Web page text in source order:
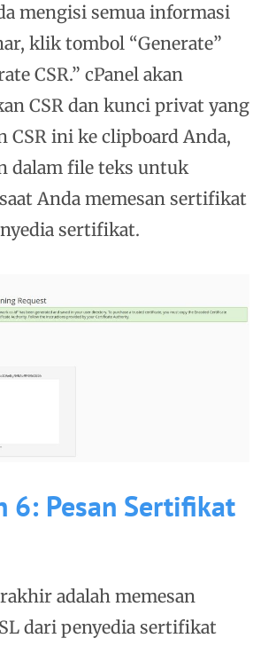
mengisi semua informasi
klik tombol “Generate”
CSR.” cPanel akan
CSR dan kunci privat yang
CSR ini ke clipboard Anda,
dalam file teks untuk
Anda memesan sertifikat
sertifikat.
6: Pesan Sertifikat
adalah memesan
dari penyedia sertifikat